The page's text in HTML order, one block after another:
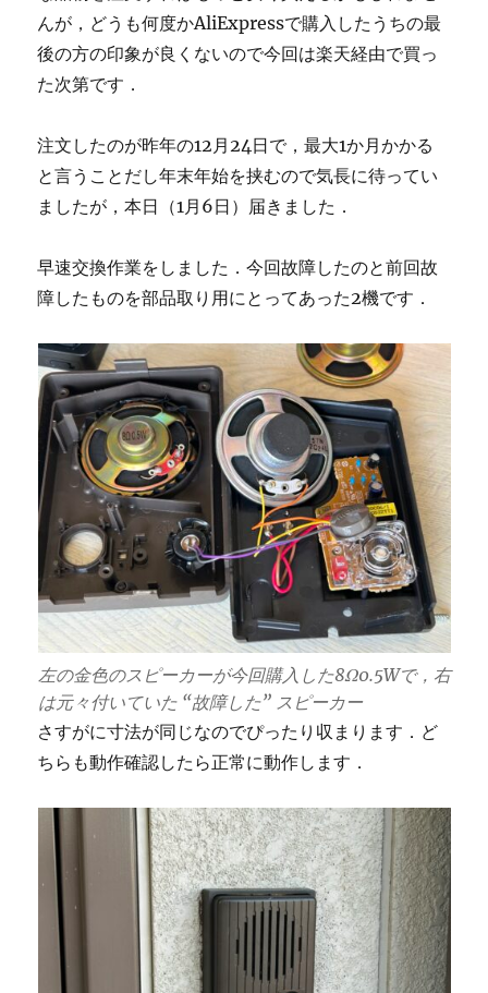
んが，どうも何度かAliExpressで購入したうちの最
後の方の印象が良くないので今回は楽天経由で買っ
た次第です．
注文したのが昨年の12月24日で，最大1か月かかる
と言うことだし年末年始を挟むので気長に待ってい
ましたが，本日（1月6日）届きました．
早速交換作業をしました．今回故障したのと前回故
障したものを部品取り用にとってあった2機です．
左の金色のスピーカーが今回購入した8Ω0.5Wで，右
は元々付いていた “故障した” スピーカー
さすがに寸法が同じなのでぴったり収まります．ど
ちらも動作確認したら正常に動作します．